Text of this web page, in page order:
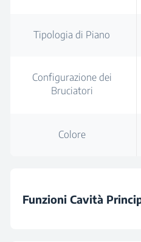
Tipologia di Piano
Configurazione dei
Bruciatori
Colore
Funzioni Cavità